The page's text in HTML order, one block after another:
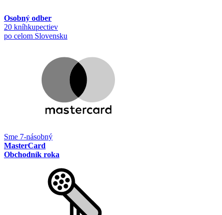
Osobný odber
20 kníhkupectiev
po celom Slovensku
Sme 7-násobný
MasterCard
Obchodník roka